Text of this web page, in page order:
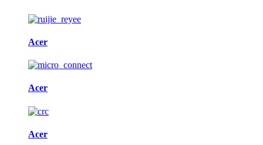
Acer
Acer
Acer